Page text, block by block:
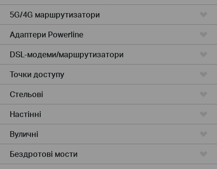
5G/4G маршрутизатори
Адаптери Powerline
DSL-модеми/маршрутизатори
Точки доступу
Стельові
Настінні
Вуличні
Бездротові мости